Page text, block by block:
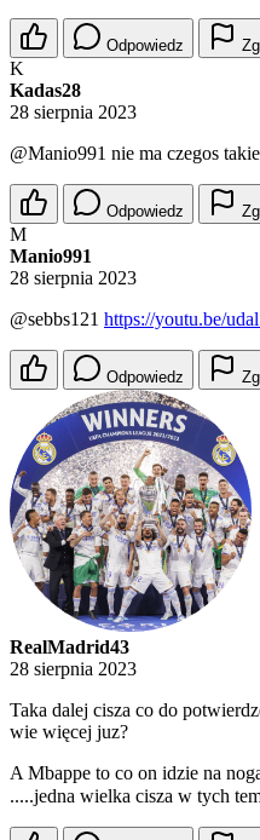
Odpowiedz
K
Kadas28
28 sierpnia 2023
@Manio991 nie ma czegos
Odpowiedz
M
Manio991
28 sierpnia 2023
@sebbs121 https://youtu.be/
Odpowiedz
RealMadrid43
28 sierpnia 2023
Taka dalej cisza co do
wie więcej juz?
A Mbappe to co on idzie na
.....jedna wielka cisza w tych